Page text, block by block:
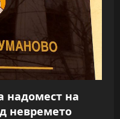
надомест на
невремето